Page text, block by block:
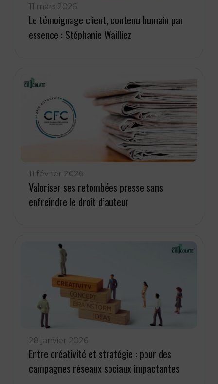
11 mars 2026
Le témoignage client, contenu humain par
essence : Stéphanie Wailliez
11 février 2026
Valoriser ses retombées presse sans
enfreindre le droit d’auteur
28 janvier 2026
Entre créativité et stratégie : pour des
campagnes réseaux sociaux impactantes